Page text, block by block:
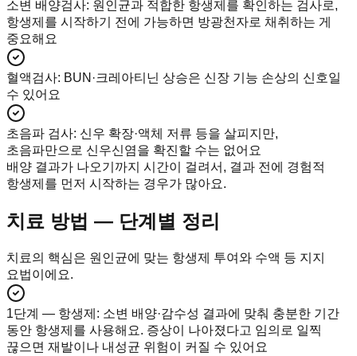
소변 배양검사: 원인균과 적합한 항생제를 확인하는 검사로,
항생제를 시작하기 전에 가능하면 방광천자로 채취하는 게
중요해요
혈액검사: BUN·크레아티닌 상승은 신장 기능 손상의 신호일
수 있어요
초음파 검사: 신우 확장·액체 저류 등을 살피지만,
초음파만으로 신우신염을 확진할 수는 없어요
배양 결과가 나오기까지 시간이 걸려서, 결과 전에 경험적
항생제를 먼저 시작하는 경우가 많아요.
치료 방법 — 단계별 정리
치료의 핵심은 원인균에 맞는 항생제 투여와 수액 등 지지
요법이에요.
1단계 — 항생제 : 소변 배양·감수성 결과에 맞춰 충분한 기간
동안 항생제를 사용해요. 증상이 나아졌다고 임의로 일찍
끊으면 재발이나 내성균 위험이 커질 수 있어요